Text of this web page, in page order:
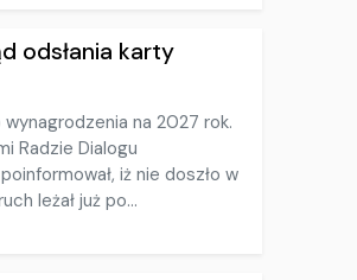
odsłania karty
na 2027 rok.
Radzie Dialogu
iż nie doszło w
leżał już po...